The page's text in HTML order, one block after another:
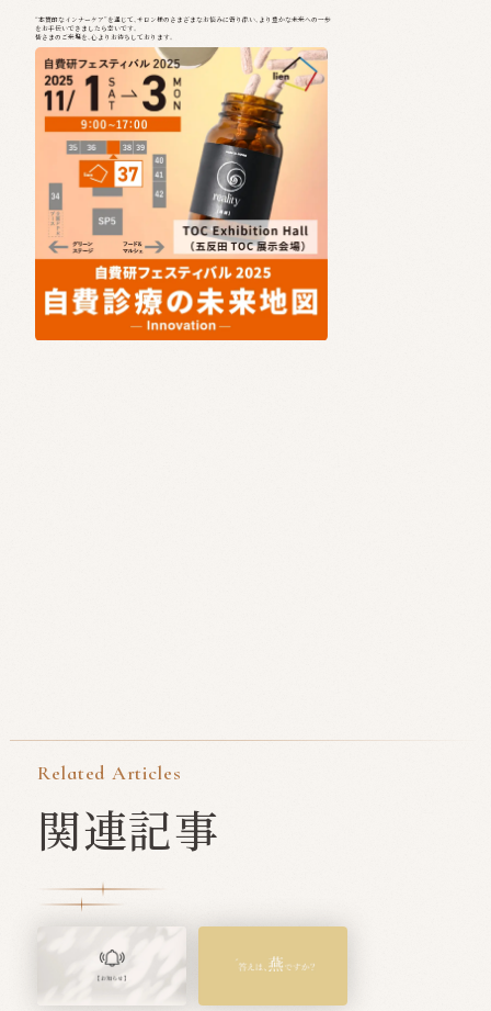
“本質的なインナーケア”を通じて、サロン様のさまざまなお悩みに寄り添い、より豊かな未来への一歩
をお手伝いできましたら幸いです。
皆さまのご来場を、心よりお待ちしております。
Related Articles
関連記事